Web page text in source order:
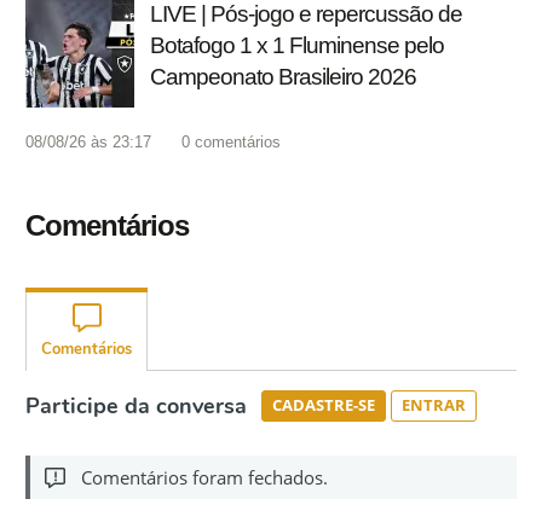
LIVE | Pós-jogo e repercussão de
Botafogo 1 x 1 Fluminense pelo
Campeonato Brasileiro 2026
08/08/26 às 23:17 0 comentários
Comentários